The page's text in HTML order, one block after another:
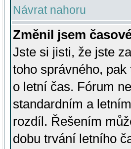
Návrat nahoru
Změnil jsem
Jste si jisti, že jste
toho správného,
o letní čas. Fórum
standardním a
rozdíl. Řešením
dobu trvání letního